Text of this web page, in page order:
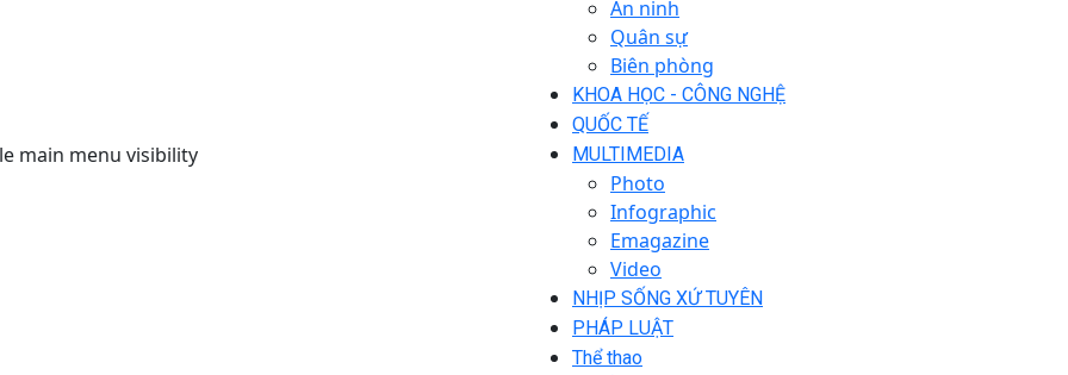
main menu visibility
An ninh
Quân sự
Biên phòng
KHOA HỌC - CÔNG NGHỆ
QUỐC TẾ
MULTIMEDIA
Photo
Infographic
Emagazine
Video
NHỊP SỐNG XỨ TUYÊN
PHÁP LUẬT
Thể thao